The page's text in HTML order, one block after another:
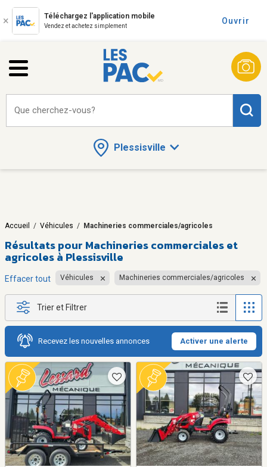
Téléchargez l'application mobile
Vendez et achetez simplement
Ouvrir
Plessisville
Que cherchez-vous?
Accueil / Véhicules / Machineries commerciales/agricoles
Résultats pour Machineries commerciales et
agricoles à Plessisville
Effacer tout Véhicules Machineries commerciales/agricoles
Trier et Filtrer
Recevez les nouvelles annonces Activer une alerte